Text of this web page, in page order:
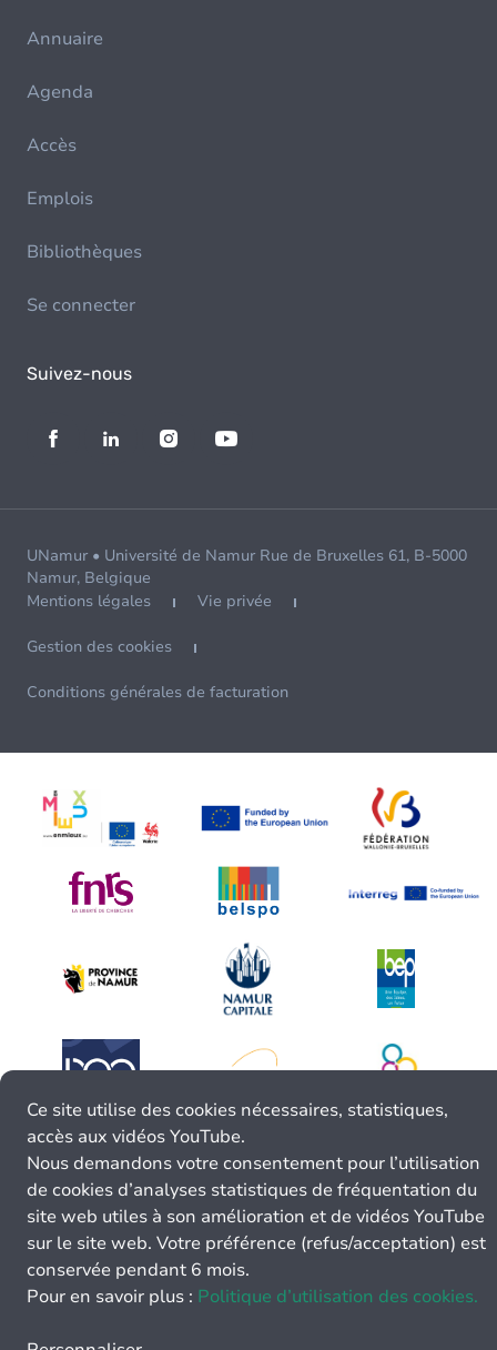
Annuaire
Agenda
Accès
Emplois
Bibliothèques
Se connecter
Suivez-nous
UNamur • Université de Namur Rue de Bruxelles 61, B-5000
Namur, Belgique
Mentions légales
Vie privée
Gestion des cookies
Conditions générales de facturation
Ce site utilise des cookies nécessaires, statistiques,
accès aux vidéos YouTube.
Nous demandons votre consentement pour l’utilisation
de cookies d’analyses statistiques de fréquentation du
site web utiles à son amélioration et de vidéos YouTube
sur le site web. Votre préférence (refus/acceptation) est
conservée pendant 6 mois.
Pour en savoir plus : Politique d’utilisation des cookies.